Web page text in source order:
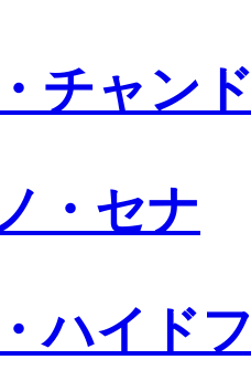
チャン
・セナ
ハイド